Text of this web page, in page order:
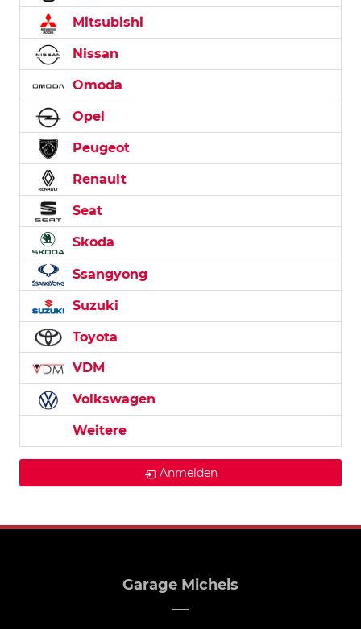
Mitsubishi
Nissan
Omoda
Opel
Peugeot
Renault
Seat
Skoda
Ssangyong
Suzuki
Toyota
VDM
Volkswagen
Weitere
Anmelden
Garage Michels